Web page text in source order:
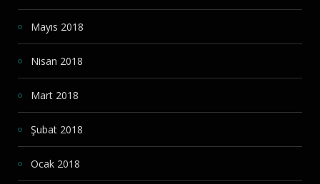
Mayıs 2018
Nisan 2018
Mart 2018
Şubat 2018
Ocak 2018